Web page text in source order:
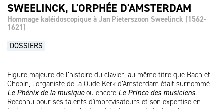
SWEELINCK, L'ORPHÉE D'AMSTERDAM
Hommage kaléidoscopique à Jan Pieterszoon Sweelinck (1562-
1621)
DOSSIERS
Figure majeure de l’histoire du clavier, au même titre que Bach et
Chopin, l’organiste de la Oude Kerk d’Amsterdam était surnommé
Le Phénix de la musiqueou encore Le Prince des musiciens.
Reconnu pour ses talents d'improvisateurs et son expertise en